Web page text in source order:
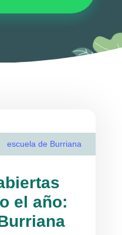
escuela de Burriana
el año: